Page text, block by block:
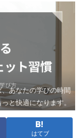
あなたの学びの時間
っと快適になります。
はてブ